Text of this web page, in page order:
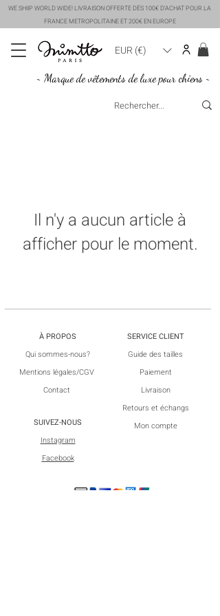
WE SHIIP WORLD WIDE! LIVRAISON OFFERTE DÈS 100€ D'ACHAT POUR LA
FRANCE METROPOLITAINE ET 200€ EN EUROPE
EUR (€)
~ Marque de vêtements de luxe pour chiens ~
Il n'y a aucun article à
afficher pour le moment.
À PROPOS
​Qui sommes-nous?
Mentions légales/CGV
Contact
SUIVEZ-NOUS
Instagram
​Facebook
SERVICE CLIENT
Guide des tailles
Paiement
Livraison
Retours et échangs
​Mon compte